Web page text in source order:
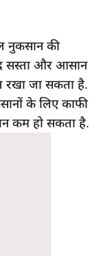
नुकसान की
सस्ता और आसान
रखा जा सकता है.
के लिए काफी
कम हो सकता है.